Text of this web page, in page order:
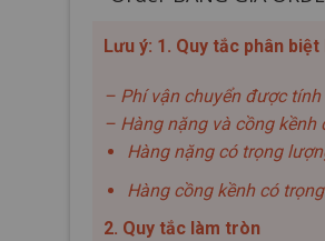
Lưu ý: 1. Quy tắc phân
– Phí vận chuyển được
– Hàng nặng và cồng
Hàng nặng có trọng
Hàng cồng kềnh có
2. Quy tắc làm tròn